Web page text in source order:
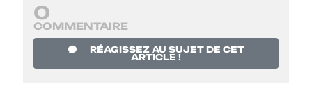
0
COMMENTAIRE
RÉAGISSEZ AU SUJET DE CET
ARTICLE !